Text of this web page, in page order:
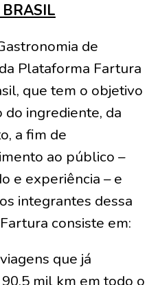
de
Plataforma Fartura
que tem o objetivo
do ingrediente, da
a fim de
ao público –
e experiência – e
integrantes dessa
consiste em:
viagens que já
mil km em todo o